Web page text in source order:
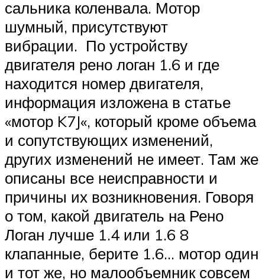
сальника коленвала. Мотор
шумный, присутствуют
вибрации. По устройству
двигателя рено логан 1.6 и где
находится номер двигателя,
информация изложена в статье
«мотор K7J«, который кроме объема
и сопутствующих изменений,
других изменений не имеет. Там же
описаны все неисправности и
причины их возникновения. Говоря
о том, какой двигатель на Рено
Логан лучше 1.4 или 1.6 8
клапанные, берите 1.6… мотор один
и тот же, но малообъемник совсем